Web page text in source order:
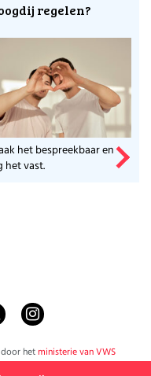
regelen?
het bespreekbaar en
het vast.
het ministerie van VWS